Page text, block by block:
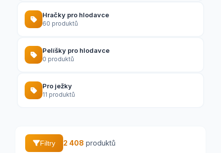
Hračky pro hlodavce
60 produktů
Pelíšky pro hlodavce
0 produktů
Pro ježky
11 produktů
Filtry 2 408 produktů